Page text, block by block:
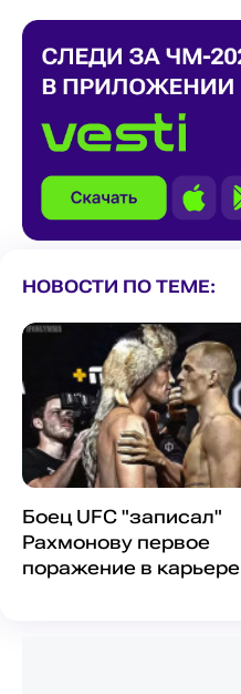
НОВОСТИ ПО ТЕМЕ:
Боец UFC "записал"
Рахмонову первое
поражение в карьере